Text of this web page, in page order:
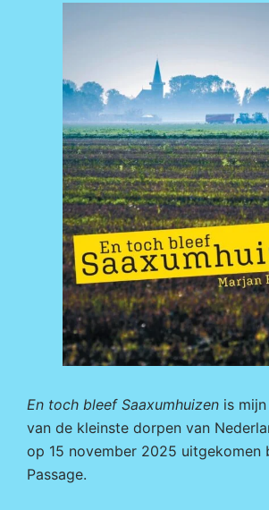
En toch bleef Saaxumhuizen is
van de kleinste dorpen van
op 15 november 2025 uitgekomen
Passage.